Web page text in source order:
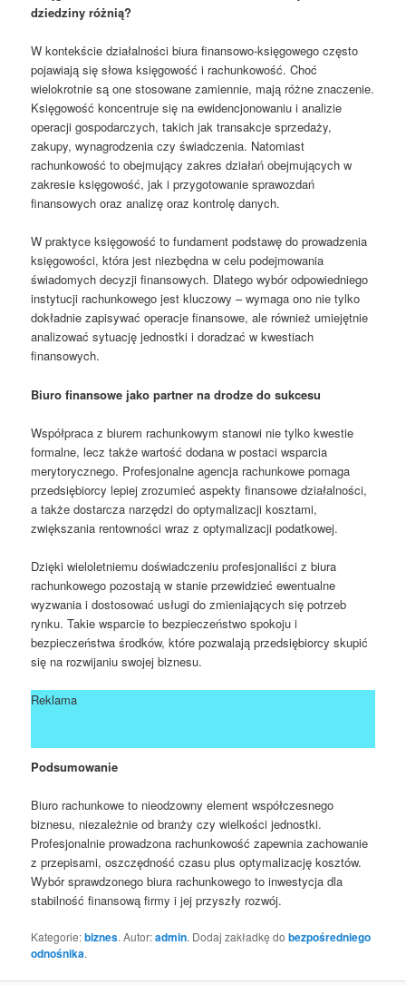
dziedziny różnią?
W kontekście działalności biura finansowo-księgowego często
pojawiają się słowa księgowość i rachunkowość. Choć
wielokrotnie są one stosowane zamiennie, mają różne znaczenie.
Księgowość koncentruje się na ewidencjonowaniu i analizie
operacji gospodarczych, takich jak transakcje sprzedaży,
zakupy, wynagrodzenia czy świadczenia. Natomiast
rachunkowość to obejmujący zakres działań obejmujących w
zakresie księgowość, jak i przygotowanie sprawozdań
finansowych oraz analizę oraz kontrolę danych.
W praktyce księgowość to fundament podstawę do prowadzenia
księgowości, która jest niezbędna w celu podejmowania
świadomych decyzji finansowych. Dlatego wybór odpowiedniego
instytucji rachunkowego jest kluczowy – wymaga ono nie tylko
dokładnie zapisywać operacje finansowe, ale również umiejętnie
analizować sytuację jednostki i doradzać w kwestiach
finansowych.
Biuro finansowe jako partner na drodze do sukcesu
Współpraca z biurem rachunkowym stanowi nie tylko kwestie
formalne, lecz także wartość dodana w postaci wsparcia
merytorycznego. Profesjonalne agencja rachunkowe pomaga
przedsiębiorcy lepiej zrozumieć aspekty finansowe działalności,
a także dostarcza narzędzi do optymalizacji kosztami,
zwiększania rentowności wraz z optymalizacji podatkowej.
Dzięki wieloletniemu doświadczeniu profesjonaliści z biura
rachunkowego pozostają w stanie przewidzieć ewentualne
wyzwania i dostosować usługi do zmieniających się potrzeb
rynku. Takie wsparcie to bezpieczeństwo spokoju i
bezpieczeństwa środków, które pozwalają przedsiębiorcy skupić
się na rozwijaniu swojej biznesu.
Reklama
Podsumowanie
Biuro rachunkowe to nieodzowny element współczesnego
biznesu, niezależnie od branży czy wielkości jednostki.
Profesjonalnie prowadzona rachunkowość zapewnia zachowanie
z przepisami, oszczędność czasu plus optymalizację kosztów.
Wybór sprawdzonego biura rachunkowego to inwestycja dla
stabilność finansową firmy i jej przyszły rozwój.
Kategorie:biznes. Autor:admin. Dodaj zakładkę dobezpośredniego
odnośnika.